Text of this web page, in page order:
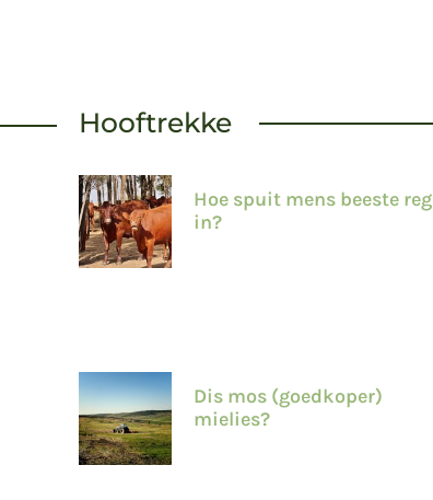
Hooftrekke
Hoe spuit mens beeste reg
in?
Dis mos (goedkoper)
mielies?